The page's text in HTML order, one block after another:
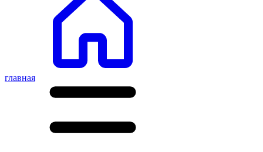
главная